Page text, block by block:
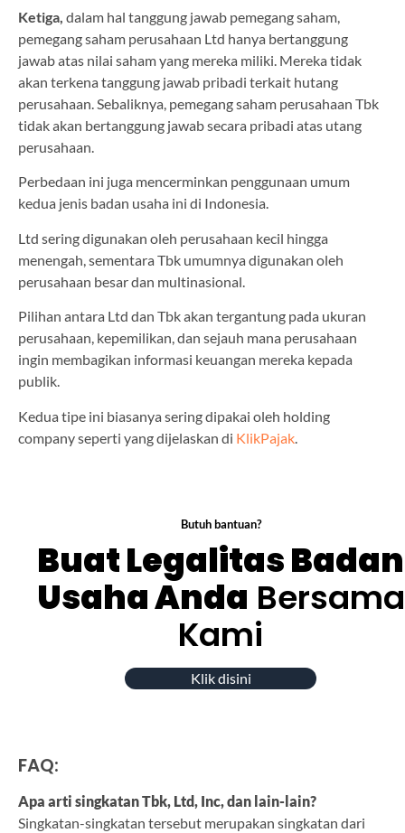
Ketiga, dalam hal tanggung jawab pemegang saham,
pemegang saham perusahaan Ltd hanya bertanggung
jawab atas nilai saham yang mereka miliki. Mereka tidak
akan terkena tanggung jawab pribadi terkait hutang
perusahaan. Sebaliknya, pemegang saham perusahaan Tbk
tidak akan bertanggung jawab secara pribadi atas utang
perusahaan.
Perbedaan ini juga mencerminkan penggunaan umum
kedua jenis badan usaha ini di Indonesia.
Ltd sering digunakan oleh perusahaan kecil hingga
menengah, sementara Tbk umumnya digunakan oleh
perusahaan besar dan multinasional.
Pilihan antara Ltd dan Tbk akan tergantung pada ukuran
perusahaan, kepemilikan, dan sejauh mana perusahaan
ingin membagikan informasi keuangan mereka kepada
publik.
Kedua tipe ini biasanya sering dipakai oleh holding
company seperti yang dijelaskan di KlikPajak
Butuh bantuan?
Buat Legalitas Badan
Usaha Anda Bersama
Kami
Klik disini
FAQ:
Apa arti singkatan Tbk, Ltd, Inc, dan lain-lain?
Singkatan-singkatan tersebut merupakan singkatan dari